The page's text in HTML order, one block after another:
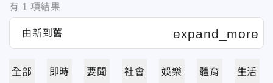
有 1 項結果
全部 即時 要聞 社會 娛樂 體育 生活